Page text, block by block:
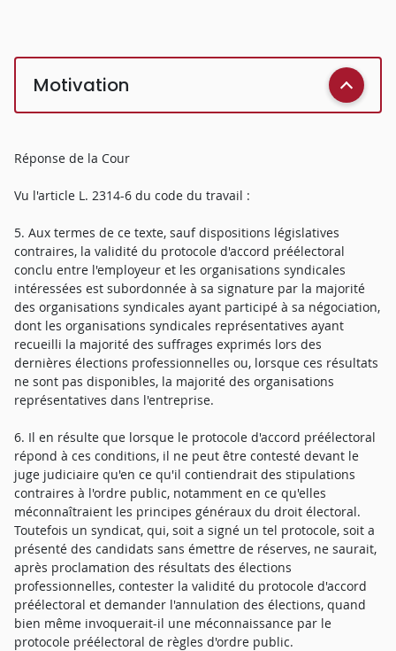
Motivation
Réponse de la Cour
Vu l'article L. 2314-6 du code du travail :
5. Aux termes de ce texte, sauf dispositions législatives
contraires, la validité du protocole d'accord préélectoral
conclu entre l'employeur et les organisations syndicales
intéressées est subordonnée à sa signature par la majorité
des organisations syndicales ayant participé à sa négociation,
dont les organisations syndicales représentatives ayant
recueilli la majorité des suffrages exprimés lors des
dernières élections professionnelles ou, lorsque ces résultats
ne sont pas disponibles, la majorité des organisations
représentatives dans l'entreprise.
6. Il en résulte que lorsque le protocole d'accord préélectoral
répond à ces conditions, il ne peut être contesté devant le
juge judiciaire qu'en ce qu'il contiendrait des stipulations
contraires à l'ordre public, notamment en ce qu'elles
méconnaîtraient les principes généraux du droit électoral.
Toutefois un syndicat, qui, soit a signé un tel protocole, soit a
présenté des candidats sans émettre de réserves, ne saurait,
après proclamation des résultats des élections
professionnelles, contester la validité du protocole d'accord
préélectoral et demander l'annulation des élections, quand
bien même invoquerait-il une méconnaissance par le
protocole préélectoral de règles d'ordre public.